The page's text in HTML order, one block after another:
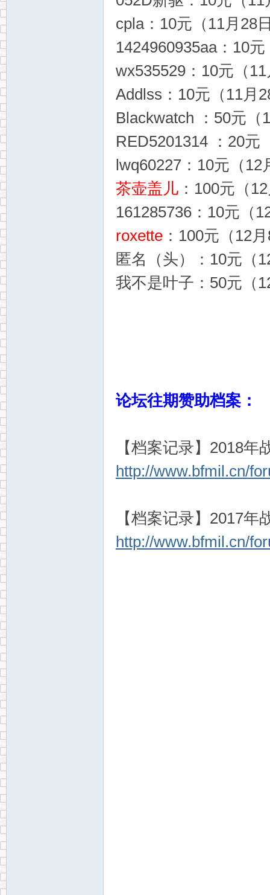
cpla：10元（11月28
1424960935aa：10
wx535529：10元（
Addlss：10元（11月
Blackwatch ：50元（
RED5201314 ：20元
lwq60227：10元（12
茶壶盖儿：100元（
161285736：10元（
roxette：100元（12
匿名（头）：10元（
我不是叶子：50元（
论坛往期赞助档案：
【档案记录】2018
http://www.bfmil.cn/
【档案记录】2017
http://www.bfmil.cn/